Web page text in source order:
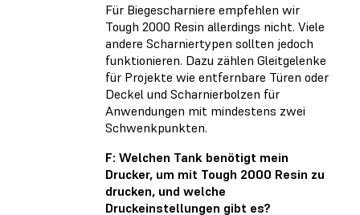
Für Biegescharniere empfehlen wir
Tough 2000 Resin allerdings nicht. Viele
andere Scharniertypen sollten jedoch
funktionieren. Dazu zählen Gleitgelenke
für Projekte wie entfernbare Türen oder
Deckel und Scharnierbolzen für
Anwendungen mit mindestens zwei
Schwenkpunkten.
F: Welchen Tank benötigt mein
Drucker, um mit Tough 2000 Resin zu
drucken, und welche
Druckeinstellungen gibt es?